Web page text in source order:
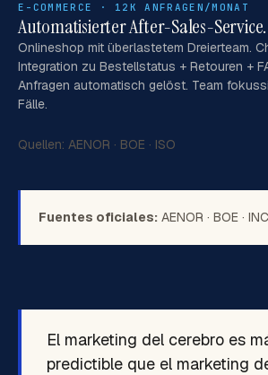
E-COMMERCE · 12K ANFRAGEN/MONAT
Automatisierter After-Sales-Service.
Onlineshop mit überlastetem Dreierteam.
Integration zu Bestellstatus + Retouren +
Anfragen automatisch gelöst. Team
Fälle.
Quellen: AENOR · BOE · ISO
Fuentes oficiales: AENOR · BOE ·
El marketing del cerebro es
predictible que el marketing